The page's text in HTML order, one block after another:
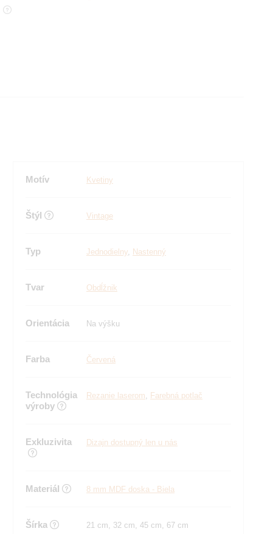
Motív Kvetiny
Štýl Vintage
Typ Jednodielny, Nastenný
Tvar Obdĺžnik
Orientácia Na výšku
Farba Červená
Technológia
výroby
Rezanie laserom, Farebná potlač
Exkluzivita Dizajn dostupný len u nás
Materiál 8 mm MDF doska - Biela
Šírka 21 cm, 32 cm, 45 cm, 67 cm